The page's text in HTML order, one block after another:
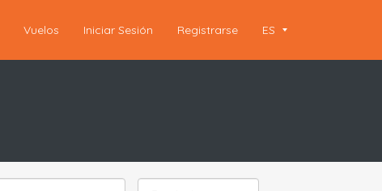
Vuelos Iniciar Sesión Registrarse ES